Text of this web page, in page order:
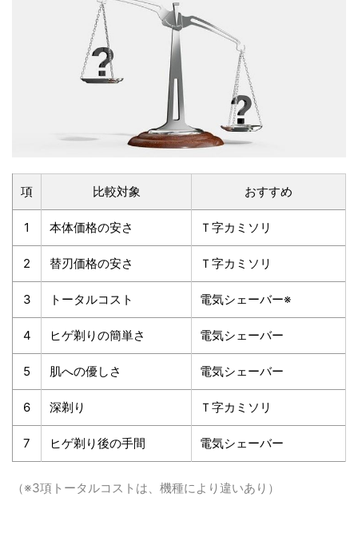
項 比較対象 おすすめ
1 本体価格の安さ Ｔ字カミソリ
2 替刃価格の安さ Ｔ字カミソリ
3 トータルコスト 電気シェーバー※
4 ヒゲ剃りの簡単さ 電気シェーバー
5 肌への優しさ 電気シェーバー
6 深剃り Ｔ字カミソリ
7 ヒゲ剃り後の手間 電気シェーバー
（※3項トータルコストは、機種により違いあり）